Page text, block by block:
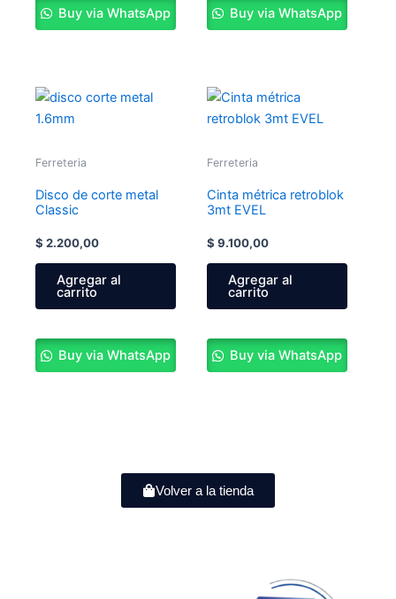
Buy via WhatsApp Buy via WhatsApp
Ferreteria
Disco de corte metal
Classic
$ 2.200,00
Agregar al
carrito
Buy via WhatsApp
Ferreteria
Cinta métrica retroblok
3mt EVEL
$ 9.100,00
Agregar al
carrito
Buy via WhatsApp
Volver a la tienda